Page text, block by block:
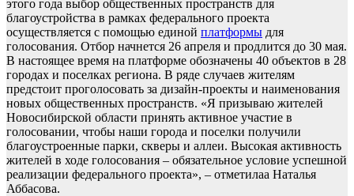
этого года выбор общественных пространств для
благоустройства в рамках федерального проекта
осуществляется с помощью единой платформы для
голосования. Отбор начнется 26 апреля и продлится до 30 мая.
В настоящее время на платформе обозначены 40 объектов в 28
городах и поселках региона. В ряде случаев жителям
предстоит проголосовать за дизайн-проекты и наименования
новых общественных пространств. «Я призываю жителей
Новосибирской области принять активное участие в
голосовании, чтобы наши города и поселки получили
благоустроенные парки, скверы и аллеи. Высокая активность
жителей в ходе голосования – обязательное условие успешной
реализации федерального проекта», – отметилаа Наталья
Аббасова.